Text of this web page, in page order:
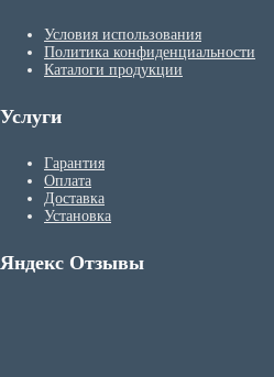
Условия использования
Политика конфиденциальности
Каталоги продукции
Услуги
Гарантия
Оплата
Доставка
Установка
Яндекс Отзывы